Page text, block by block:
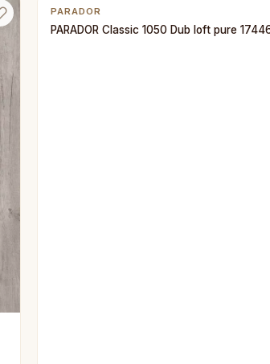
PARADOR
PARADOR Classic 1050 Dub loft pure